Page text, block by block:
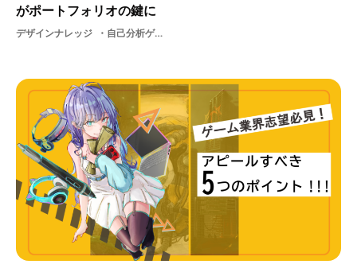
がポートフォリオの鍵に
デザインナレッジ 自己分析ゲーム業界